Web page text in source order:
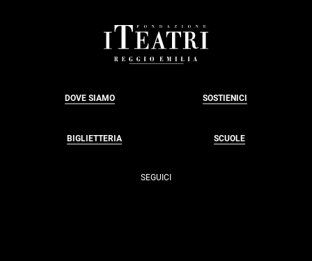
DOVE SIAMO SOSTIENICI
BIGLIETTERIA SCUOLE
SEGUICI